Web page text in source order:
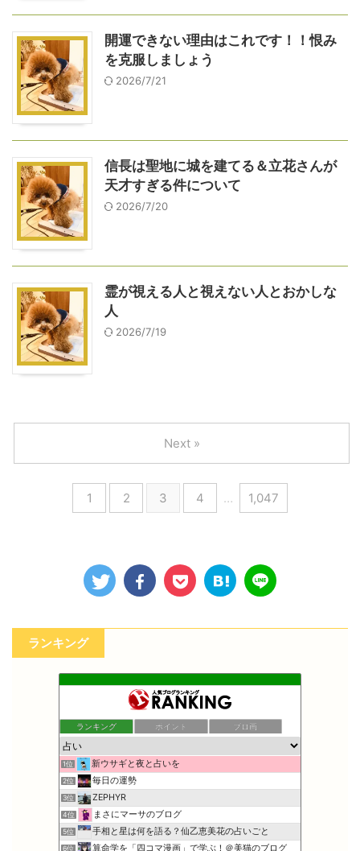
開運できない理由はこれです！！恨み
を克服しましょう
2026/7/21
信長は聖地に城を建てる＆立花さんが
天才すぎる件について
2026/7/20
霊が視える人と視えない人とおかしな
人
2026/7/19
1 2 3 4 … 1,047
Next »
ランキング
ランキング ポイント ブロ画
1位 新ウサギと夜と占いを
2位 毎日の運勢
3位 ZEPHYR
4位 まさにマーサのブログ
5位 手相と星は何を語る？仙乙恵美花の占いごと
6位 算命学を「四コマ漫画」で学ぶ！＠美猫のブログ